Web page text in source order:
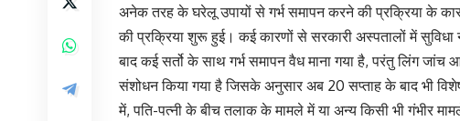
अनेक तरह के घरेलू उपायों से गर्भ समापन करने की प्रक्रिया के
की प्रक्रिया शुरू हुई। कई कारणों से सरकारी अस्पतालों में सुविधा
बाद कई सर्तो के साथ गर्भ समापन वैध माना गया है, परंतु लिंग जांच
संशोधन किया गया है जिसके अनुसार अब 20 सप्ताह के बाद भी
में, पति-पत्नी के बीच तलाक के मामले में या अन्य किसी भी गंभीर